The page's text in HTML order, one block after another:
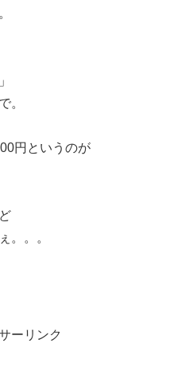
。
円というのが
。。。
ーリンク